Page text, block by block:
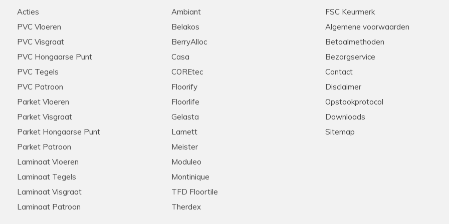
zouden aanschaffen
keuze gemaakt
ook de woonkamer en de
na wat zoekwerk een
dit werd snel en zonder
, met zeer ruime
raden ze aan iedereen aan!
zijn klanten! Meerdere
via de telefoon. Kent zijn
hartelijk bedankt
28-11-2025
Aanrader in alle opzichten!
Meedenkend, flexibel, snelle levering, goede prijs-kwaliteit. Heel erg
tevreden klanten hier!
Acties
PVC Vloeren
PVC Visgraat
PVC Hongaarse Punt
PVC Tegels
PVC Patroon
Parket Vloeren
Parket Visgraat
Parket Hongaarse Punt
Parket Patroon
Laminaat Vloeren
Laminaat Tegels
Laminaat Visgraat
Laminaat Patroon
Ambiant
Belakos
BerryAlloc
Casa
COREtec
Floorify
Floorlife
Gelasta
Lamett
Meister
Moduleo
Montinique
TFD Floortile
Therdex
FSC Keurmerk
Algemene voorwaarden
Betaalmethoden
Bezorgservice
Contact
Disclaimer
Opstookprotocol
Downloads
Sitemap